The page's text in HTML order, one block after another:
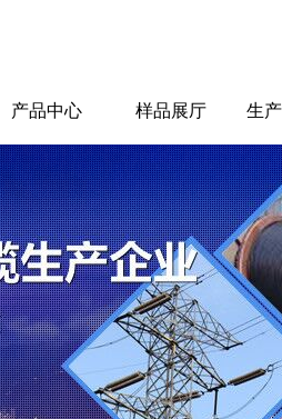
产品中心 样品展厅 生